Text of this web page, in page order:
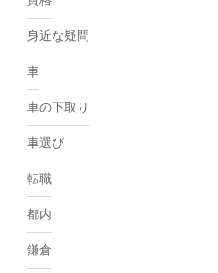
身近な疑問
車
車の下取り
車選び
転職
都内
鎌倉